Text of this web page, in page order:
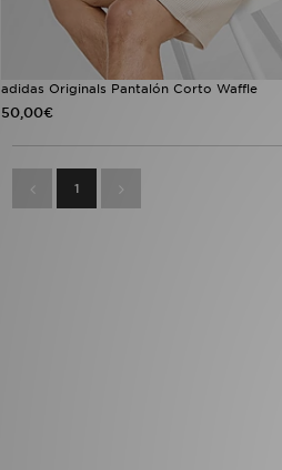
adidas Originals Pantalón Corto Waffle
50,00€
1